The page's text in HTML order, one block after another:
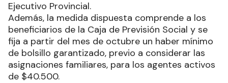
Ejecutivo Provincial.
Además, la medida dispuesta comprende a los
beneficiarios de la Caja de Previsión Social y se
fija a partir del mes de octubre un haber mínimo
de bolsillo garantizado, previo a considerar las
asignaciones familiares, para los agentes activos
de $40.500.